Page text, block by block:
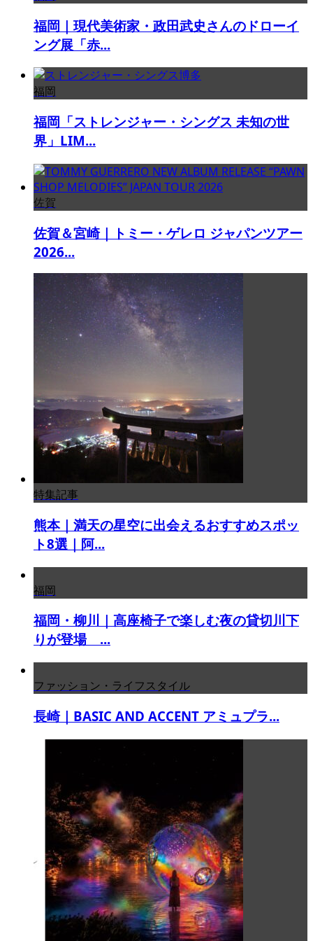
福岡｜現代美術家・政田武史さんのドローイ
ング展「赤...
福岡
福岡「ストレンジャー・シングス 未知の世
界」LIM...
佐賀
佐賀＆宮崎｜トミー・ゲレロ ジャパンツアー
2026...
特集記事
熊本｜満天の星空に出会えるおすすめスポッ
ト8選｜阿...
福岡
福岡・柳川｜高座椅子で楽しむ夜の貸切川下
りが登場 ...
ファッション・ライフスタイル
長崎｜BASIC AND ACCENT アミュプラ...